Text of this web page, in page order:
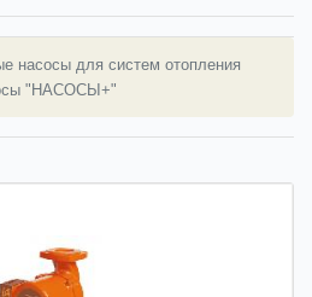
насосы для систем отопления
"НАСОСЫ+"